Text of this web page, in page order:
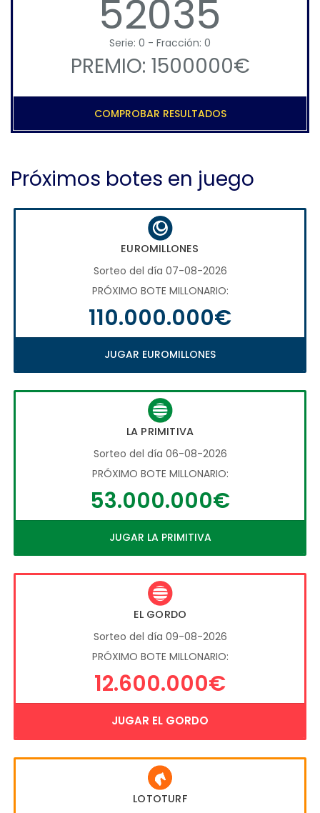
52035
Serie: 0 - Fracción: 0
PREMIO: 1500000€
COMPROBAR RESULTADOS
Próximos botes en juego
EUROMILLONES
Sorteo del día 07-08-2026
PRÓXIMO BOTE MILLONARIO:
110.000.000€
JUGAR EUROMILLONES
LA PRIMITIVA
Sorteo del día 06-08-2026
PRÓXIMO BOTE MILLONARIO:
53.000.000€
JUGAR LA PRIMITIVA
EL GORDO
Sorteo del día 09-08-2026
PRÓXIMO BOTE MILLONARIO:
12.600.000€
JUGAR EL GORDO
LOTOTURF